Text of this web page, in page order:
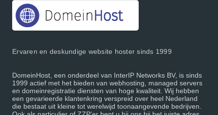
Ervaren en deskundige website hoster sinds 1999
DomeinHost, een onderdeel van InterIP Networks BV, is sinds
1999 actief met het bieden van webhosting, managed servers
en domeinregistratie diensten van hoge kwaliteit. Wij hebben
een gevarieerde klantenkring verspreid over heel Nederland
die bestaat uit kleine tot werelwijd toonaangevende bedrijven.